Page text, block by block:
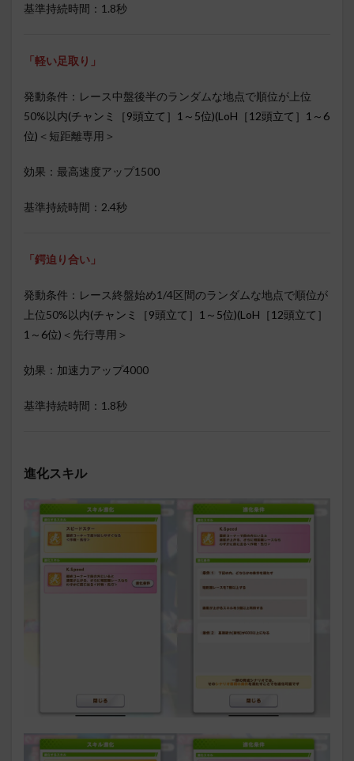
基準持続時間：1.8秒
「軽い足取り」
発動条件：レース中盤後半のランダムな地点で順位が上位
50%以内(チャンミ［9頭立て］1～5位)(LoH［12頭立て］1～6
位) ＜短距離専用＞
効果：最高速度アップ1500
基準持続時間：2.4秒
「鍔迫り合い」
発動条件：レース終盤始め1/4区間のランダムな地点で順位が
上位50%以内(チャンミ［9頭立て］1～5位)(LoH［12頭立て］
1～6位) ＜先行専用＞
効果：加速力アップ4000
基準持続時間：1.8秒
進化スキル